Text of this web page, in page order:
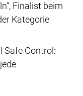
Finalist beim
Kategorie
Safe Control: